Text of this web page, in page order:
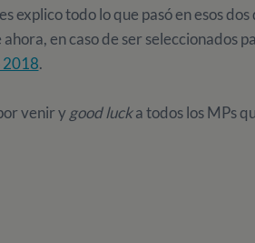
explico todo lo que pasó en esos
en caso de ser seleccionados
2018.
venir y good lucka todos los MPs